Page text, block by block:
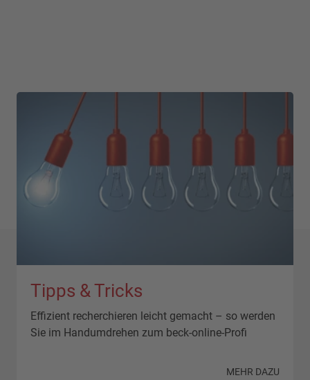
Tipps & Tricks
Effizient recherchieren leicht gemacht – so werden
Sie im Handumdrehen zum beck-online-Profi
MEHR DAZU